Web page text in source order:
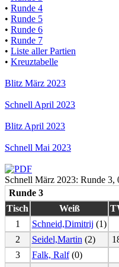
• Runde 4
• Runde 5
• Runde 6
• Runde 7
• Liste aller Partien
• Kreuztabelle
Blitz März 2023
Schnell April 2023
Blitz April 2023
Schnell Mai 2023
Schnell März 2023: Runde 3,
Runde 3
Tisch
Weiß
1
Schneid,Dimitrij (1)
2
Seidel,Martin (2)
3
Falk, Ralf(0)